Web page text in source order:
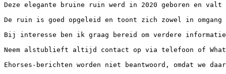
Deze elegante bruine ruin werd in 2020 geboren en
De ruin is goed opgeleid en toont zich zowel in
Bij interesse ben ik graag bereid om verdere
Neem alstublieft altijd contact op via telefoon of
Ehorses-berichten worden niet beantwoord, omdat we